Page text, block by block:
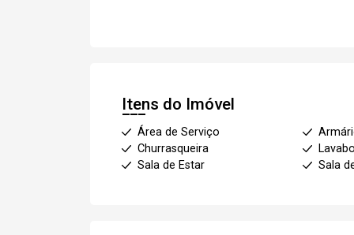
Itens do Imóvel
Área de Serviço
Churrasqueira
Sala de Estar
Sala